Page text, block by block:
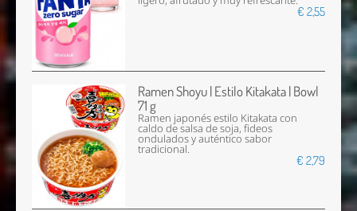
€ 2,55
Ramen Shoyu | Estilo Kitakata | Bowl
71 g
Ramen japonés estilo Kitakata con
caldo de salsa de soja, fideos
ondulados y auténtico sabor
tradicional.
€ 2,79